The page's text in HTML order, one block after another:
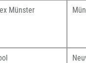
Münster